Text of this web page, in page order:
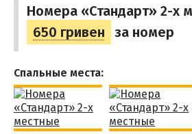
Номера «Стандарт» 2-х
650 гривен
за номер
Спальные места: